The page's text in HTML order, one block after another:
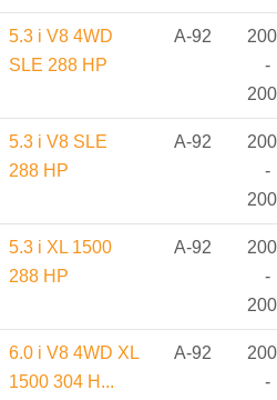
5.3 i V8 4WD
SLE 288 HP
A-92
-
5.3 i V8 SLE
288 HP
A-92
-
5.3 i XL 1500
288 HP
A-92
-
6.0 i V8 4WD XL
1500 304 H...
A-92
-